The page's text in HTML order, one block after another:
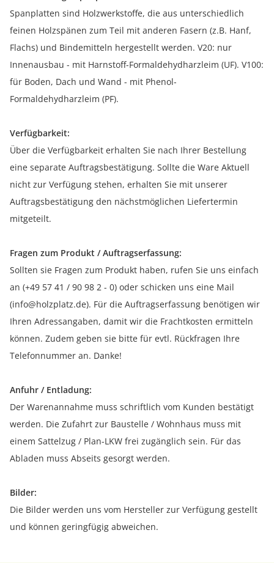
Spanplatten sind Holzwerkstoffe, die aus unterschiedlich
feinen Holzspänen zum Teil mit anderen Fasern (z.B. Hanf,
Flachs) und Bindemitteln hergestellt werden. V20: nur
Innenausbau - mit Harnstoff-Formaldehydharzleim (UF). V100:
für Boden, Dach und Wand - mit Phenol-
Formaldehydharzleim (PF).
Verfügbarkeit:
Über die Verfügbarkeit erhalten Sie nach Ihrer Bestellung
eine separate Auftragsbestätigung. Sollte die Ware Aktuell
nicht zur Verfügung stehen, erhalten Sie mit unserer
Auftragsbestätigung den nächstmöglichen Liefertermin
mitgeteilt.
Fragen zum Produkt / Auftragserfassung:
Sollten sie Fragen zum Produkt haben, rufen Sie uns einfach
an (+49 57 41 / 90 98 2 - 0) oder schicken uns eine Mail
(info@holzplatz.de). Für die Auftragserfassung benötigen wir
Ihren Adressangaben, damit wir die Frachtkosten ermitteln
können. Zudem geben sie bitte für evtl. Rückfragen Ihre
Telefonnummer an. Danke!
Anfuhr / Entladung:
Der Warenannahme muss schriftlich vom Kunden bestätigt
werden. Die Zufahrt zur Baustelle / Wohnhaus muss mit
einem Sattelzug / Plan-LKW frei zugänglich sein. Für das
Abladen muss Abseits gesorgt werden.
Bilder:
Die Bilder werden uns vom Hersteller zur Verfügung gestellt
und können geringfügig abweichen.